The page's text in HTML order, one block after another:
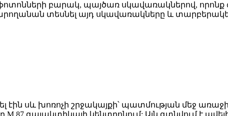
բարակ, պայծառ սկավառակներով,
տեսնել այդ սկավառակները և
սև խոռոչի շրջակայքի՝ պատմության մեջ